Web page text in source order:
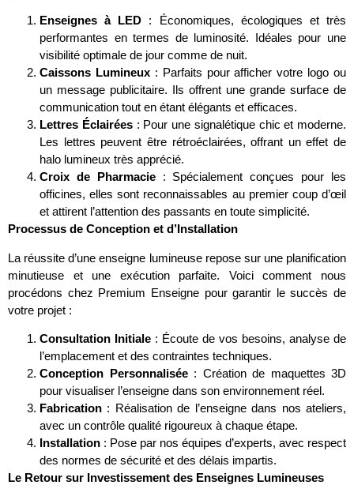
Enseignes à LED : Économiques, écologiques et très
performantes en termes de luminosité. Idéales pour une
visibilité optimale de jour comme de nuit.
Caissons Lumineux: Parfaits pour afficher votre logo ou
un message publicitaire. Ils offrent une grande surface de
communication tout en étant élégants et efficaces.
Lettres Éclairées: Pour une signalétique chic et moderne.
Les lettres peuvent être rétroéclairées, offrant un effet de
halo lumineux très apprécié.
Croix de Pharmacie: Spécialement conçues pour les
officines, elles sont reconnaissables au premier coup d’œil
et attirent l’attention des passants en toute simplicité.
Processus de Conception et d’Installation
La réussite d’une enseigne lumineuse repose sur une planification
minutieuse et une exécution parfaite. Voici comment nous
procédons chez Premium Enseigne pour garantir le succès de
votre projet :
Consultation Initiale : Écoute de vos besoins, analyse de
l’emplacement et des contraintes techniques.
Conception Personnalisée: Création de maquettes 3D
pour visualiser l’enseigne dans son environnement réel.
Fabrication : Réalisation de l’enseigne dans nos ateliers,
avec un contrôle qualité rigoureux à chaque étape.
Installation : Pose par nos équipes d’experts, avec respect
des normes de sécurité et des délais impartis.
Le Retour sur Investissement des Enseignes Lumineuses